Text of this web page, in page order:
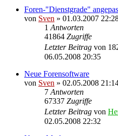
Foren-"Dienstgrade"
von Sven » 01.03.2007
1 Antworten
41864 Zugriffe
Letzter Beitrag von
06.05.2008 20:35
Neue Forensoftware
von Sven » 02.05.2008
7 Antworten
67337 Zugriffe
Letzter Beitrag von
02.05.2008 22:32